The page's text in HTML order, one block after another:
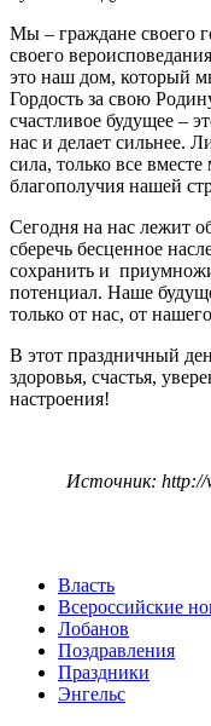
Мы – граждане своего
своего
это наш дом, который
Гордость за свою
счастливое будущее –
нас и делает сильнее.
сила, только все
благополучия нашей
Сегодня на нас лежит
сберечь бесценное
сохранить и
потенциал. Наше
только от нас, от
В этот праздничный
здоровья, счастья,
настроения!
Источник:
Власть
Всероссийские
Лобанов
Поздравления
Праздники
Энгельс